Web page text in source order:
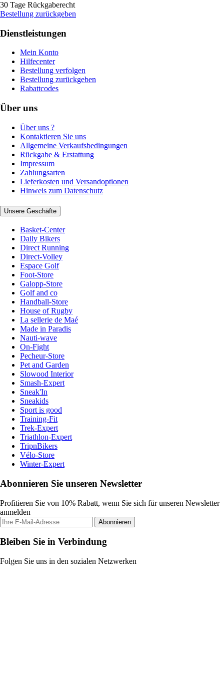
30 Tage Rückgaberecht
Bestellung zurückgeben
Dienstleistungen
Mein Konto
Hilfecenter
Bestellung verfolgen
Bestellung zurückgeben
Rabattcodes
Über uns
Über uns ?
Kontaktieren Sie uns
Allgemeine Verkaufsbedingungen
Rückgabe & Erstattung
Impressum
Zahlungsarten
Lieferkosten und Versandoptionen
Hinweis zum Datenschutz
Unsere Geschäfte
Basket-Center
Daily Bikers
Direct Running
Direct-Volley
Espace Golf
Foot-Store
Galopp-Store
Golf and co
Handball-Store
House of Rugby
La sellerie de Maé
Made in Paradis
Nauti-wave
On-Fight
Pecheur-Store
Pet and Garden
Slowood Interior
Smash-Expert
Sneak'In
Sneakids
Sport is good
Training-Fit
Trek-Expert
Triathlon-Expert
TripnBikers
Vélo-Store
Winter-Expert
Abonnieren Sie unseren Newsletter
Profitieren Sie von 10% Rabatt, wenn Sie sich für unseren Newsletter
anmelden
Abonnieren
Bleiben Sie in Verbindung
Folgen Sie uns in den sozialen Netzwerken